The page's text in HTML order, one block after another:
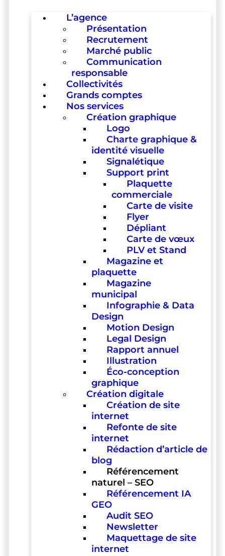
L’agence
Présentation
Recrutement
Marché public
Communication
responsable
Collectivités
Grands comptes
Nos services
Création graphique
Logo
Charte graphique &
identité visuelle
Signalétique
Support print
Plaquette
commerciale
Carte de visite
Flyer
Dépliant
Carte de vœux
PLV et Stand
Magazine et
plaquette
Magazine
municipal
Infographie & Data
Design
Motion Design
Legal Design
Rapport annuel
Illustration
Éco-conception
graphique
Création digitale
Création de site
internet
Refonte de site
internet
Rédaction d’article de
blog
Référencement
naturel – SEO
Référencement IA
GEO
Audit SEO
Newsletter
Maquettage de site
internet